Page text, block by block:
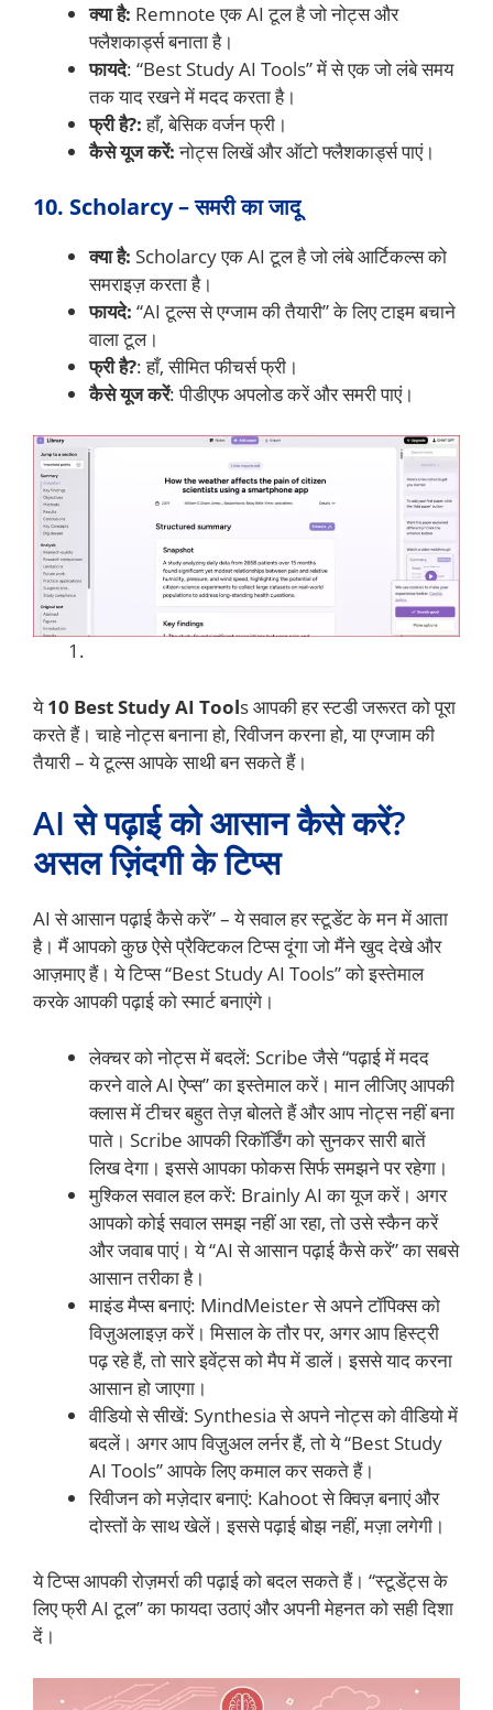
क्या है: Remnote एक AI टूल है जो नोट्स और
फ्लैशकार्ड्स बनाता है।
फायदे: “Best Study AI Tools” में से एक जो लंबे समय
तक याद रखने में मदद करता है।
फ्री है?:हाँ, बेसिक वर्जन फ्री।
कैसे यूज करें:नोट्स लिखें और ऑटो फ्लैशकार्ड्स पाएं।
10. Scholarcy – समरी का जादू
क्या है: Scholarcy एक AI टूल है जो लंबे आर्टिकल्स को
समराइज़ करता है।
फायदे: “AI टूल्स से एग्जाम की तैयारी” के लिए टाइम बचाने
वाला टूल।
फ्री है?: हाँ, सीमित फीचर्स फ्री।
कैसे यूज करें: पीडीएफ अपलोड करें और समरी पाएं।
ये10 Best Study AI Tools आपकी हर स्टडी जरूरत को पूरा
करते हैं। चाहे नोट्स बनाना हो, रिवीजन करना हो, या एग्जाम की
तैयारी – ये टूल्स आपके साथी बन सकते हैं।
AI से पढ़ाई को आसान कैसे करें?
असल ज़िंदगी के टिप्स
AI से आसान पढ़ाई कैसे करें” – ये सवाल हर स्टूडेंट के मन में आता
है। मैं आपको कुछ ऐसे प्रैक्टिकल टिप्स दूंगा जो मैंने खुद देखे और
आज़माए हैं। ये टिप्स “Best Study AI Tools” को इस्तेमाल
करके आपकी पढ़ाई को स्मार्ट बनाएंगे।
लेक्चर को नोट्स में बदलें: Scribe जैसे “पढ़ाई में मदद
करने वाले AI ऐप्स” का इस्तेमाल करें। मान लीजिए आपकी
क्लास में टीचर बहुत तेज़ बोलते हैं और आप नोट्स नहीं बना
पाते। Scribe आपकी रिकॉर्डिंग को सुनकर सारी बातें
लिख देगा। इससे आपका फोकस सिर्फ समझने पर रहेगा।
मुश्किल सवाल हल करें: Brainly AI का यूज करें। अगर
आपको कोई सवाल समझ नहीं आ रहा, तो उसे स्कैन करें
और जवाब पाएं। ये “AI से आसान पढ़ाई कैसे करें” का सबसे
आसान तरीका है।
माइंड मैप्स बनाएं: MindMeister से अपने टॉपिक्स को
विज़ुअलाइज़ करें। मिसाल के तौर पर, अगर आप हिस्ट्री
पढ़ रहे हैं, तो सारे इवेंट्स को मैप में डालें। इससे याद करना
आसान हो जाएगा।
वीडियो से सीखें: Synthesia से अपने नोट्स को वीडियो में
बदलें। अगर आप विज़ुअल लर्नर हैं, तो ये “Best Study
AI Tools” आपके लिए कमाल कर सकते हैं।
रिवीजन को मज़ेदार बनाएं: Kahoot से क्विज़ बनाएं और
दोस्तों के साथ खेलें। इससे पढ़ाई बोझ नहीं, मज़ा लगेगी।
ये टिप्स आपकी रोज़मर्रा की पढ़ाई को बदल सकते हैं। “स्टूडेंट्स के
लिए फ्री AI टूल” का फायदा उठाएं और अपनी मेहनत को सही दिशा
दें।